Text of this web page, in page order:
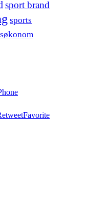
sport brand
sports
Favorite